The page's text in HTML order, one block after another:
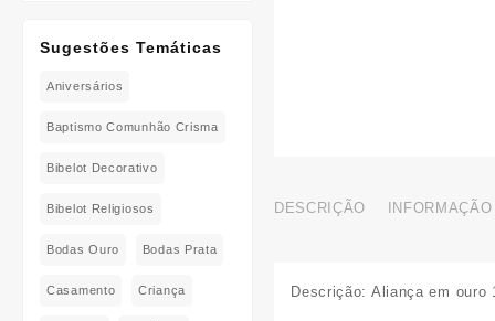
Sugestões Temáticas
Aniversários
Baptismo Comunhão Crisma
Bibelot Decorativo
Bibelot Religiosos
Bodas Ouro Bodas Prata
Casamento Criança
DESCRIÇÃO
Descrição: Aliança em ouro